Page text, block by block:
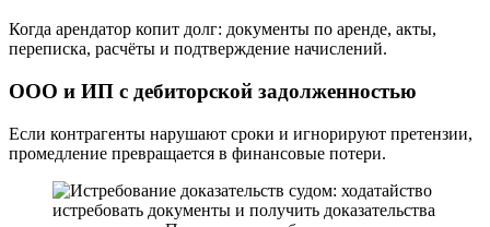
Когда арендатор копит долг: документы по аренде, акты,
переписка, расчёты и подтверждение начислений.
ООО и ИП с дебиторской задолженностью
Если контрагенты нарушают сроки и игнорируют претензии,
промедление превращается в финансовые потери.